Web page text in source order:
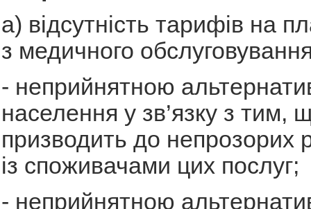
а) відсутність тарифів на
з медичного
- неприйнятною
населення у зв’язку з тим,
призводить до непрозорих
із споживачами цих послуг;
- неприйнятною